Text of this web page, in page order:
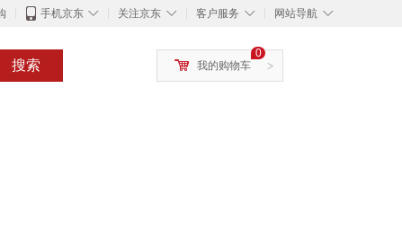
◇
手机京东 ◇
关注京东 ◇
客户服务 ◇
网站导航
搜索 >
0
我的购物车